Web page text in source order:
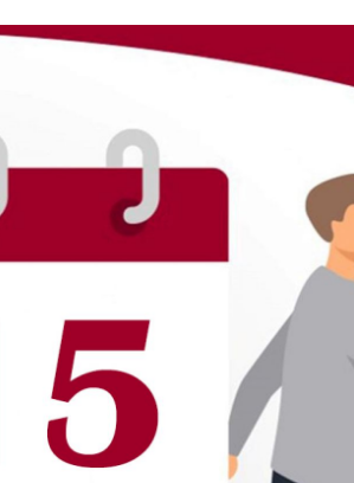
Ustawienia